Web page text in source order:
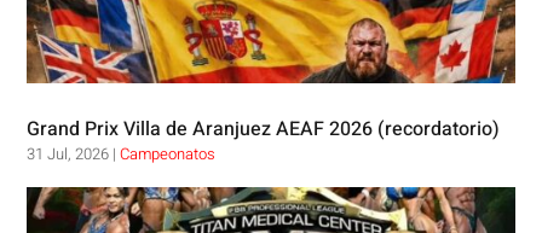
Grand Prix Villa de Aranjuez AEAF 2026 (recordatorio)
31 Jul, 2026 |Campeonatos